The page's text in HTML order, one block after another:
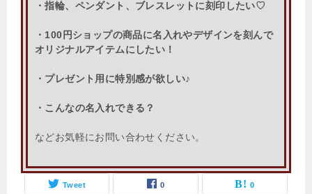
・指輪、ペンダント、ブレスレットに刻印したい♡
・100円ショップの商品に名入れやデザインを刻んで
オリジナルアイテムにしたい！
・プレゼント用に特別感が欲しい♪
・こんなの名入れできる？
などお気軽にお問い合わせください。
Tweet 0 0